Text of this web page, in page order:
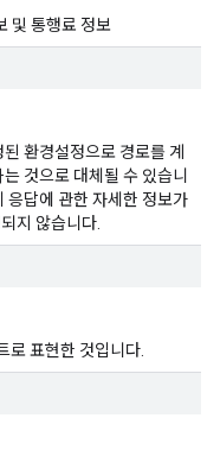
및 통행료 정보
환경설정으로 경로를 계
것으로 대체될 수 있습니
응답에 관한 자세한 정보가
지 않습니다.
로 표현한 것입니다.